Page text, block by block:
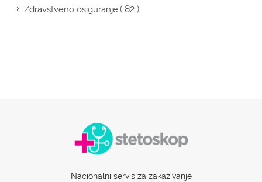
Zdravstveno osiguranje( 82 )
Nacionalni servis za zakazivanje